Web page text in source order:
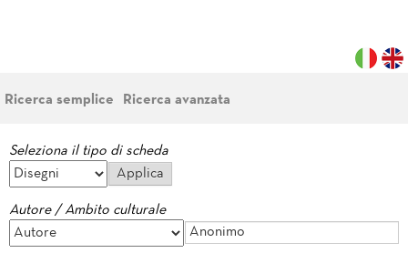
Ricerca semplice Ricerca avanzata
Seleziona il tipo di scheda
Autore / Ambito culturale